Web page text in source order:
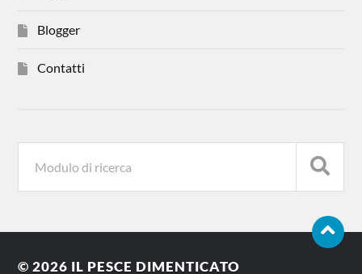
Blogger
Contatti
© 2026 IL PESCE DIMENTICATO